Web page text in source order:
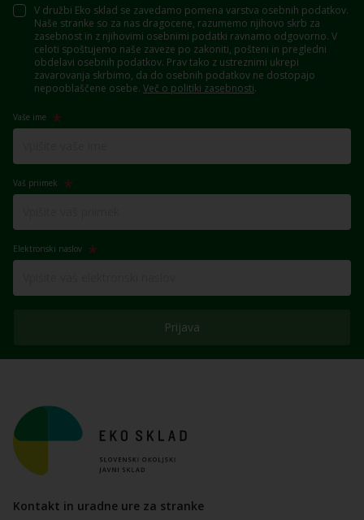
V družbi Eko sklad se zavedamo pomena varstva osebnih podatkov.
Naše stranke so za nas dragocene, razumemo njihovo skrb za
zasebnost in z njihovimi osebnimi podatki ravnamo odgovorno. V
celoti spoštujemo naše zaveze po zakoniti, pošteni in pregledni
obdelavi osebnih podatkov. Prav tako z ustreznimi ukrepi
zavarovanja skrbimo, da do osebnih podatkov ne dostopajo
nepooblaščene osebe. Več o politiki zasebnosti.
Vaše ime
Vaš priimek
Elektronski naslov
Prijava
Kontakt in uradne ure za stranke